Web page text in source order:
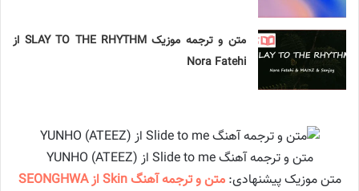
متن و ترجمه موزیک SLAY TO THE RHYTHM از
Nora Fatehi
متن و ترجمه آهنگ Slide to me از YUNHO (ATEEZ)
متن موزیک پیشنهادی:
متن و ترجمه آهنگ Skin از SEONGHWA